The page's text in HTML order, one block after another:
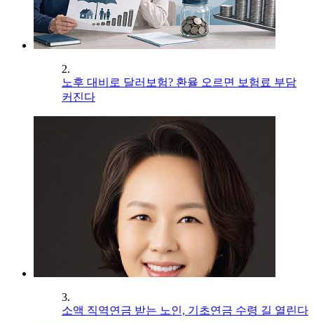
2.
노후 대비로 달러보험? 환율 오르면 보험료 부담
커진다
3.
소액 직역연금 받는 노인, 기초연금 수령 길 열린다